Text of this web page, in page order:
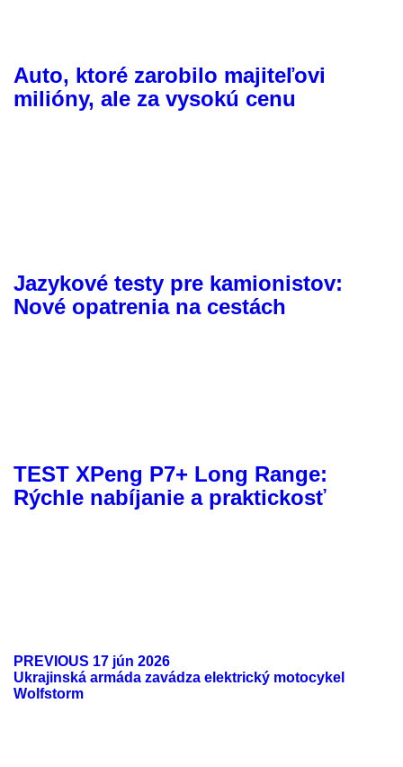
Auto, ktoré zarobilo majiteľovi
milióny, ale za vysokú cenu
Jazykové testy pre kamionistov:
Nové opatrenia na cestách
TEST XPeng P7+ Long Range:
Rýchle nabíjanie a praktickosť
PREVIOUS 17 jún 2026
Ukrajinská armáda zavádza elektrický motocykel
Wolfstorm